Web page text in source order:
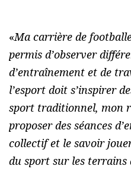
«Ma carrière de
permis d’observer
d’entraînement et de
l’esport doit s’inspirer
sport traditionnel, mon
proposer des séances
collectif et le savoir
du sport sur les